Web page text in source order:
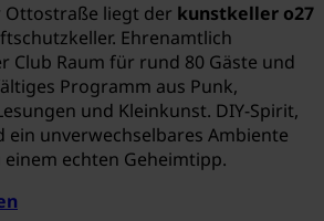
liegt der kunstkeller o27
Ehrenamtlich
Club Raum für rund 80 Gäste und
Programm aus Punk,
und Kleinkunst. DIY-Spirit,
ein unverwechselbares Ambiente
echten Geheimtipp.